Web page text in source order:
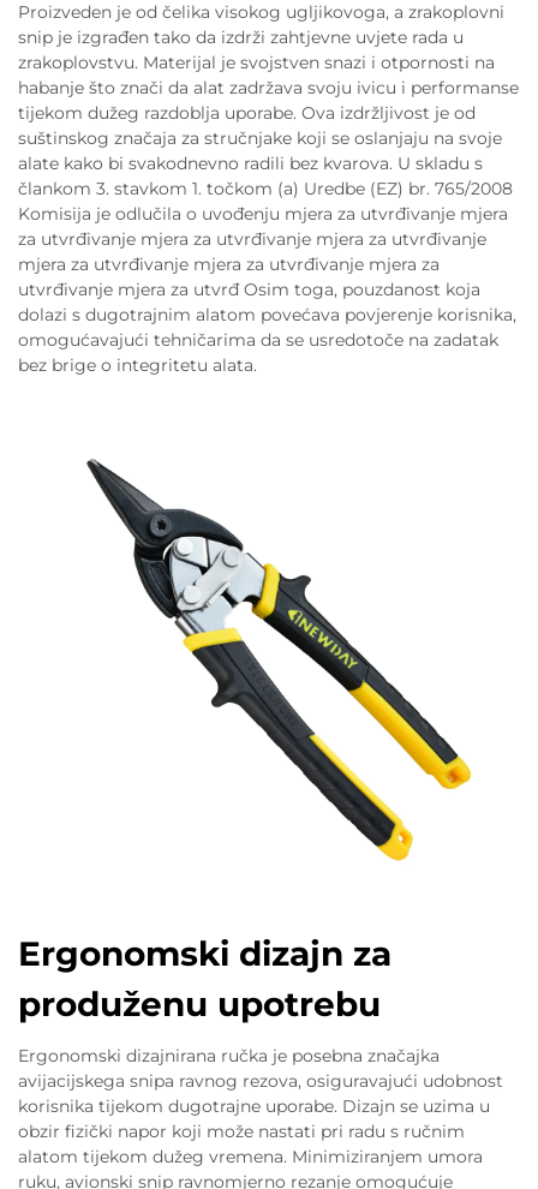
Proizveden je od čelika visokog ugljikovoga, a zrakoplovni
snip je izgrađen tako da izdrži zahtjevne uvjete rada u
zrakoplovstvu. Materijal je svojstven snazi i otpornosti na
habanje što znači da alat zadržava svoju ivicu i performanse
tijekom dužeg razdoblja uporabe. Ova izdržljivost je od
suštinskog značaja za stručnjake koji se oslanjaju na svoje
alate kako bi svakodnevno radili bez kvarova. U skladu s
člankom 3. stavkom 1. točkom (a) Uredbe (EZ) br. 765/2008
Komisija je odlučila o uvođenju mjera za utvrđivanje mjera
za utvrđivanje mjera za utvrđivanje mjera za utvrđivanje
mjera za utvrđivanje mjera za utvrđivanje mjera za
utvrđivanje mjera za utvrđ Osim toga, pouzdanost koja
dolazi s dugotrajnim alatom povećava povjerenje korisnika,
omogućavajući tehničarima da se usredotoče na zadatak
bez brige o integritetu alata.
Ergonomski dizajn za
produženu upotrebu
Ergonomski dizajnirana ručka je posebna značajka
avijacijskega snipa ravnog rezova, osiguravajući udobnost
korisnika tijekom dugotrajne uporabe. Dizajn se uzima u
obzir fizički napor koji može nastati pri radu s ručnim
alatom tijekom dužeg vremena. Minimiziranjem umora
ruku, avionski snip ravnomjerno rezanje omogućuje